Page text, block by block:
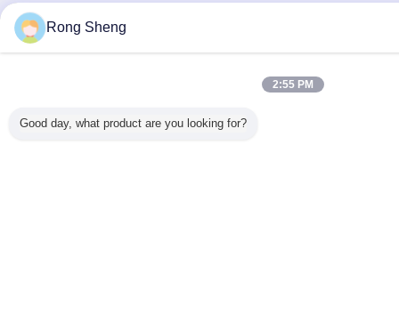
Rong Sheng
2:55 PM
Good day, what product are you looking for?